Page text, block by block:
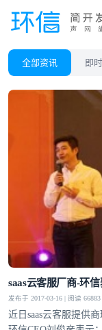
全部资讯 即
saas云客服厂商-环
发布于 2017-03-16 | 阅读 66883
近日saas云客服提供